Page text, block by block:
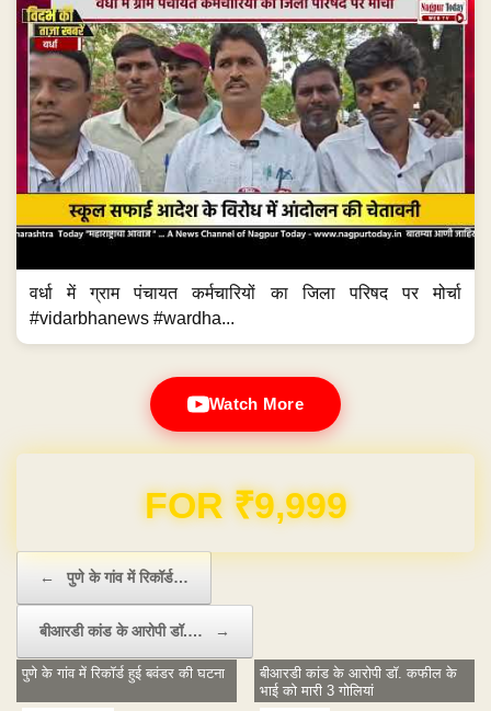
वर्धा में ग्राम पंचायत कर्मचारियों का जिला परिषद पर मोर्चा
#vidarbhanews #wardha...
Watch More
Domain & Hosting FREE for 1 Year
← पुणे के गांव में रिकॉर्ड…
बीआरडी कांड के आरोपी डॉ.… →
पुणे के गांव में रिकॉर्ड हुई बवंडर की घटना
बीआरडी कांड के आरोपी डॉ. कफील के
भाई को मारी 3 गोलियां